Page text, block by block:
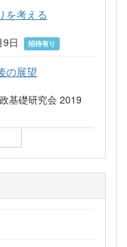
を考える
日
招待有り
の展望
基礎研究会 2019